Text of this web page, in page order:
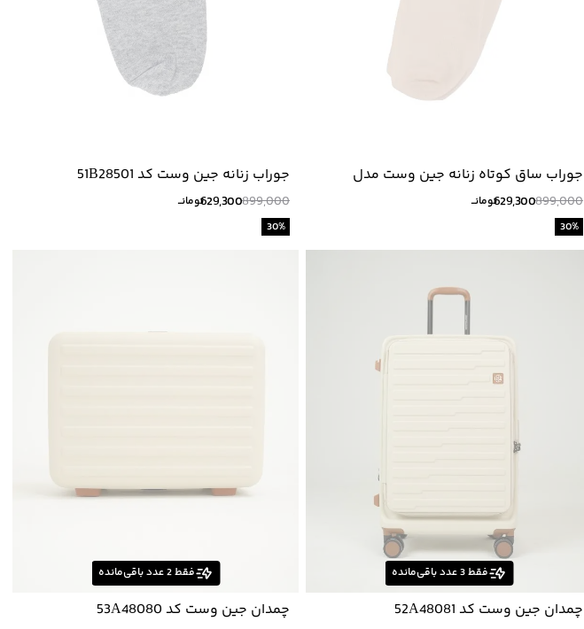
جوراب ساق کوتاه زنانه جين وست مدل
52B27505
899,000
629,300تومانــ
30%
جوراب زنانه جین وست کد 51B28501
899,000
629,300تومانــ
30%
فقط3عدد باقی‌مانده
چمدان جين وست كد 52A48081
فقط2عدد باقی‌مانده
چمدان جين وست كد 53A48080